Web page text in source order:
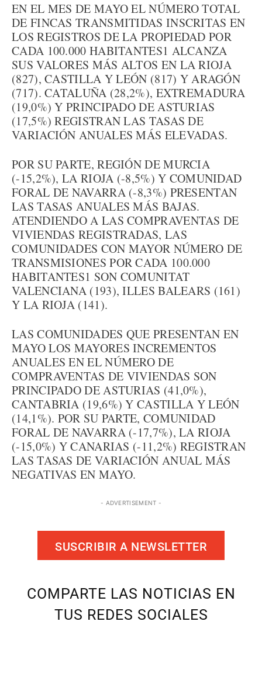
EN EL MES DE MAYO EL NÚMERO TOTAL
DE FINCAS TRANSMITIDAS INSCRITAS EN
LOS REGISTROS DE LA PROPIEDAD POR
CADA 100.000 HABITANTES1 ALCANZA
SUS VALORES MÁS ALTOS EN LA RIOJA
(827), CASTILLA Y LEÓN (817) Y ARAGÓN
(717). CATALUÑA (28,2%), EXTREMADURA
(19,0%) Y PRINCIPADO DE ASTURIAS
(17,5%) REGISTRAN LAS TASAS DE
VARIACIÓN ANUALES MÁS ELEVADAS.
POR SU PARTE, REGIÓN DE MURCIA
(-15,2%), LA RIOJA (-8,5%) Y COMUNIDAD
FORAL DE NAVARRA (-8,3%) PRESENTAN
LAS TASAS ANUALES MÁS BAJAS.
ATENDIENDO A LAS COMPRAVENTAS DE
VIVIENDAS REGISTRADAS, LAS
COMUNIDADES CON MAYOR NÚMERO DE
TRANSMISIONES POR CADA 100.000
HABITANTES1 SON COMUNITAT
VALENCIANA (193), ILLES BALEARS (161)
Y LA RIOJA (141).
LAS COMUNIDADES QUE PRESENTAN EN
MAYO LOS MAYORES INCREMENTOS
ANUALES EN EL NÚMERO DE
COMPRAVENTAS DE VIVIENDAS SON
PRINCIPADO DE ASTURIAS (41,0%),
CANTABRIA (19,6%) Y CASTILLA Y LEÓN
(14,1%). POR SU PARTE, COMUNIDAD
FORAL DE NAVARRA (-17,7%), LA RIOJA
(-15,0%) Y CANARIAS (-11,2%) REGISTRAN
LAS TASAS DE VARIACIÓN ANUAL MÁS
NEGATIVAS EN MAYO.
- ADVERTISEMENT -
SUSCRIBIR A NEWSLETTER
COMPARTE LAS NOTICIAS EN
TUS REDES SOCIALES